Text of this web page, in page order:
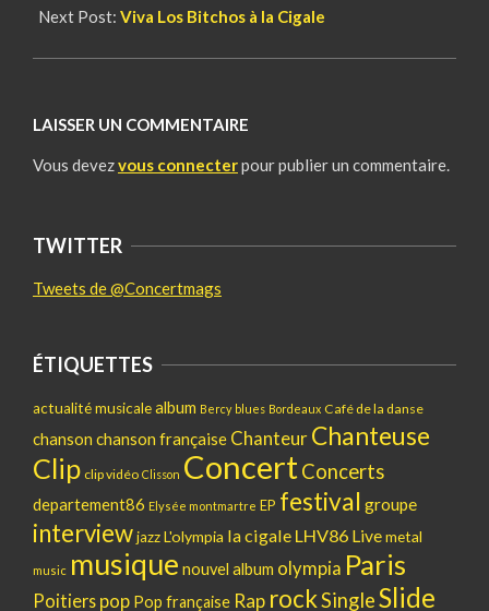
Next Post: Viva Los Bitchos à la Cigale
LAISSER UN COMMENTAIRE
Vous devezvous connecterpour publier un commentaire.
TWITTER
Tweets de @Concertmags
ÉTIQUETTES
actualité musicalealbum Bercy blues Bordeaux Café de la danse
chanson chanson française ChanteurChanteuse
Clip clip vidéo Clisson ConcertConcerts
departement86 Elysée montmartre EP festival groupe
interviewjazzL'olympia la cigale LHV86 Livemetal
music musique nouvel album olympia Paris
Poitiers pop Pop française Rap rockSingleSlide